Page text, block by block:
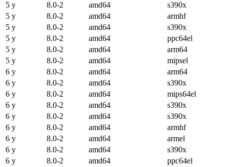
5 y
8.0-2 amd64
s390x
5 y
8.0-2 amd64
armhf
5 y
8.0-2 amd64
s390x
5 y
8.0-2 amd64
ppc64el
5 y
8.0-2 amd64
arm64
5 y
8.0-2 amd64
mipsel
6 y
8.0-2 amd64
arm64
6 y
8.0-2 amd64
s390x
6 y
8.0-2 amd64
mips64el
6 y
8.0-2 amd64
s390x
6 y
8.0-2 amd64
s390x
6 y
8.0-2 amd64
armhf
6 y
8.0-2 amd64
armel
6 y
8.0-2 amd64
s390x
6 y
8.0-2 amd64
ppc64el